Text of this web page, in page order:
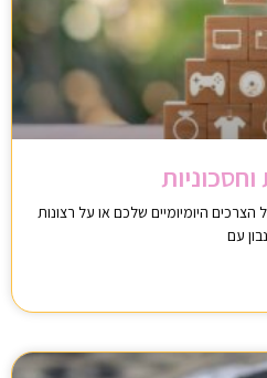
היומיומיים שלכם או על רצונות
עם